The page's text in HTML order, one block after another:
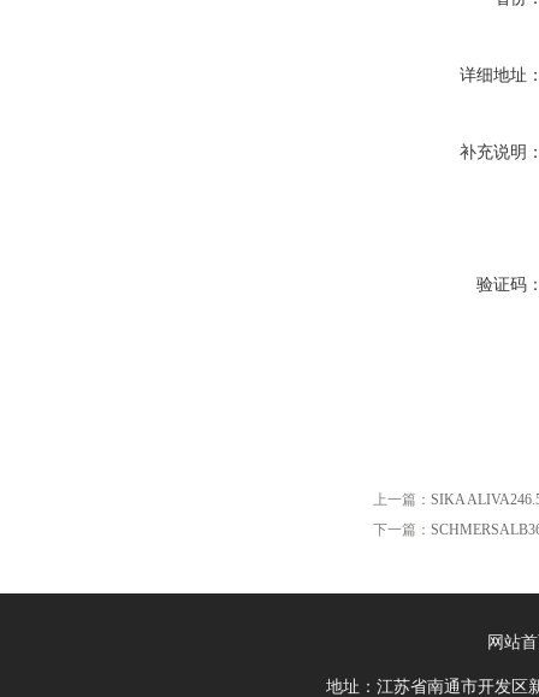
详细地址
补充说明
验证码
上一篇： SIKA
下一篇：
网站
地址：江苏省南通市开发区